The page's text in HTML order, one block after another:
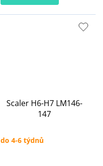
Scaler H6-H7 LM146-
147
do 4-6 týdnů